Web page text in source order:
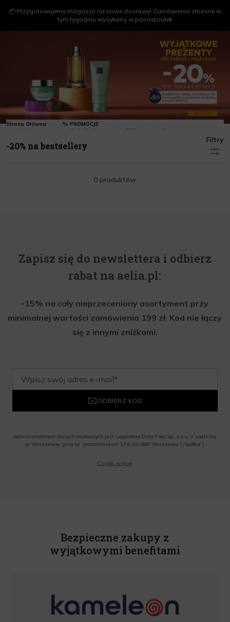
📦 Przygotowujemy magazyn na nowe dostawy! Zamówienia złożone w
tym tygodniu wysyłamy w poniedziałek
Strona Główna
% PROMOCJE
Wyjątkowe prezenty dla kobiet i mężczyzn -20% na bestsellery
-20% na bestsellery
Filtry
0 produktów
Zapisz się do newslettera i odbierz
rabat na aelia.pl:
-15% na cały nieprzeceniony asortyment przy
minimalnej wartości zamówienia 199 zł. Kod nie łączy
się z innymi zniżkami.
ODBIERZ KOD
Administratorem danych osobowych jest Lagardere Duty Free Sp. z o.o. z siedzibą
w Warszawie, przy al. Jerozolimskich 174, 02-486 Warszawa („Spółka”)
o.o. informacji handlowych, w tym newslettera, informacji o promocjach i
Czytaj więcej
Bezpieczne zakupy z
wyjątkowymi benefitami